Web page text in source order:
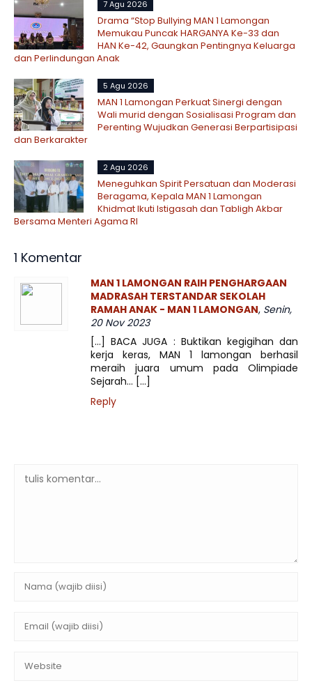
7 Agu 2026
Drama “Stop Bullying MAN 1 Lamongan
Memukau Puncak HARGANYA Ke-33 dan
HAN Ke-42, Gaungkan Pentingnya Keluarga
dan Perlindungan Anak
5 Agu 2026
MAN 1 Lamongan Perkuat Sinergi dengan
Wali murid dengan Sosialisasi Program dan
Perenting Wujudkan Generasi Berpartisipasi
dan Berkarakter
2 Agu 2026
Meneguhkan Spirit Persatuan dan Moderasi
Beragama, Kepala MAN 1 Lamongan
Khidmat Ikuti Istigasah dan Tabligh Akbar
Bersama Menteri Agama RI
1 Komentar
MAN 1 LAMONGAN RAIH PENGHARGAAN
MADRASAH TERSTANDAR SEKOLAH
RAMAH ANAK - MAN 1 LAMONGAN, Senin,
20 Nov 2023
[…] BACA JUGA : Buktikan kegigihan dan
kerja keras, MAN 1 lamongan berhasil
meraih juara umum pada Olimpiade
Sejarah… […]
Reply